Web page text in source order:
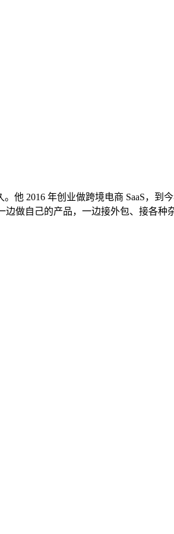
他 2016 年创业做跨境电商 SaaS，
做自己的产品，一边接外包、接各